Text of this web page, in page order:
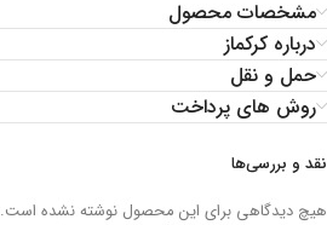
مشخصات محصول
درباره کرکماز
حمل و نقل
روش های پرداخت
نقد و بررسی‌ها
هیچ دیدگاهی برای این محصول نوشته نشده است.